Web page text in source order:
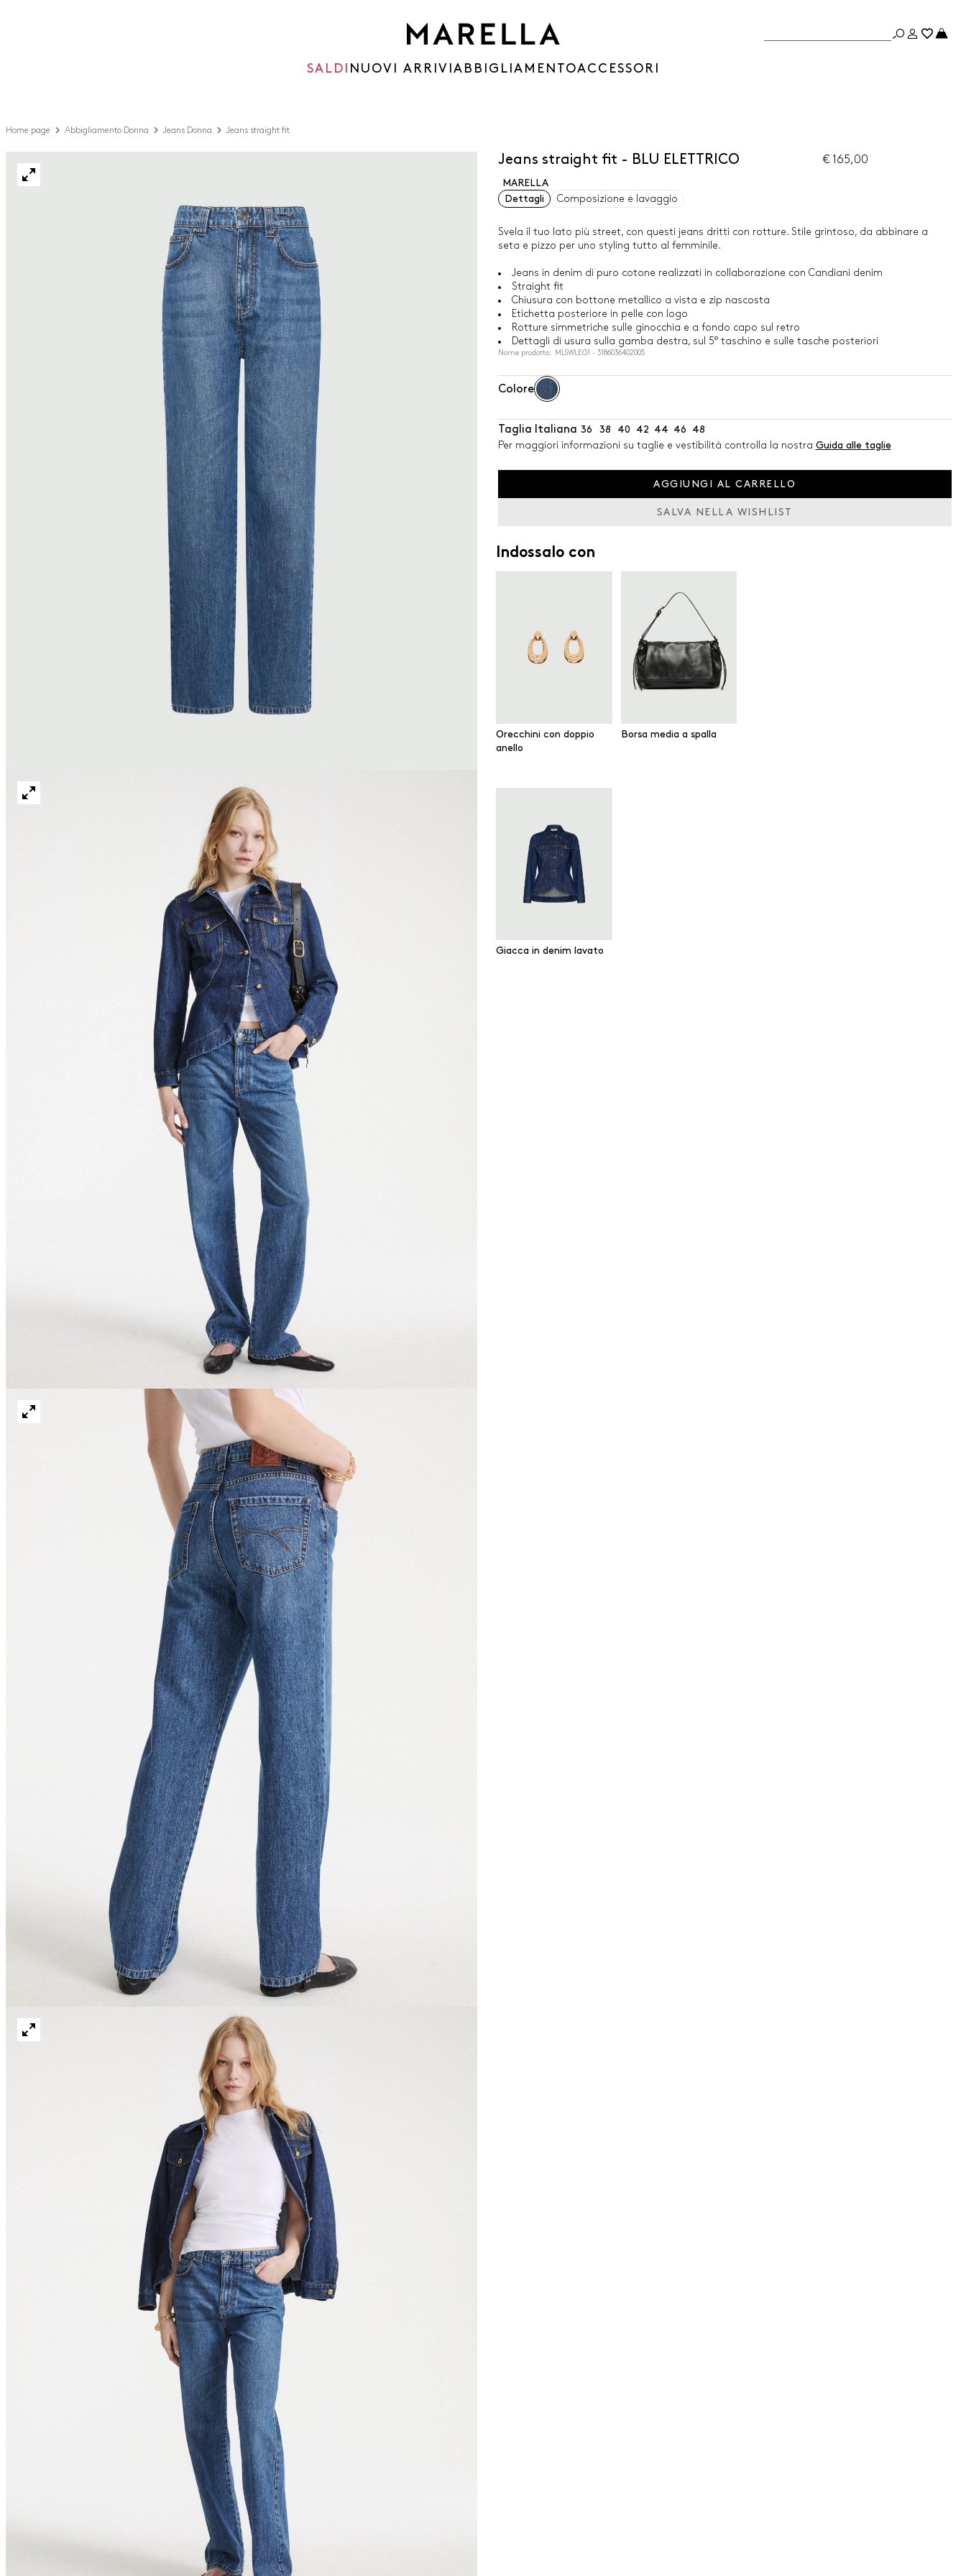
SALDI NUOVI ARRIVI ABBIGLIAMENTOACCESSORI
Home page Abbigliamento Donna Jeans Donna Jeans straight fit
Jeans straight fit - BLU ELETTRICO € 165,00
MARELLA
Dettagli
Composizione e lavaggio
Svela il tuo lato più street, con questi jeans dritti con rotture. Stile grintoso, da abbinare a
seta e pizzo per uno styling tutto al femminile.
Jeans in denim di puro cotone realizzati in collaborazione con Candiani denim
Straight fit
Chiusura con bottone metallico a vista e zip nascosta
Etichetta posteriore in pelle con logo
Rotture simmetriche sulle ginocchia e a fondo capo sul retro
Dettagli di usura sulla gamba destra, sul 5° taschino e sulle tasche posteriori
Nome prodotto: MLSWLEG1 - 3186036402005
Colore
Taglia Italiana 36 38 40 42 44 46
48
Per maggiori informazioni su taglie e vestibilità controlla la nostra Guida alle taglie
AGGIUNGI AL CARRELLO
SALVA NELLA WISHLIST
Indossalo con
Orecchini con doppio
anello
Borsa media a spalla
Giacca in denim lavato